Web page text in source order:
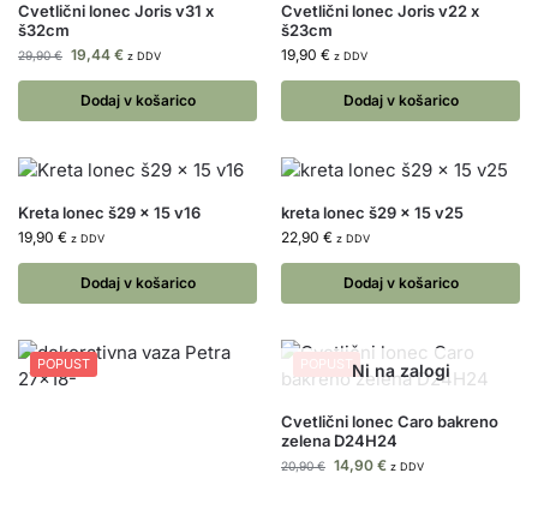
Cvetlični lonec Joris v31 x
š32cm
29,90€ 19,44 € z DDV
Dodaj v košarico
Cvetlični lonec Joris v22 x
š23cm
19,90 € z DDV
Dodaj v košarico
Kreta lonec š29 x 15 v16
19,90 € z DDV
Dodaj v košarico
kreta lonec š29 x 15 v25
22,90 € z DDV
Dodaj v košarico
POPUST POPUST
Cvetlični lonec Caro bakreno
zelena D24H24
20,90€ 14,90 € z DDV